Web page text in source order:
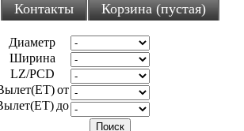
Контакты Корзина (пустая)
Диаметр
Ширина
LZ/PCD
от
до